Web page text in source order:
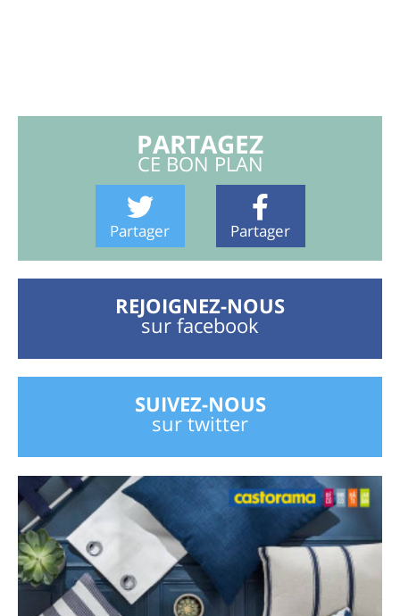
PARTAGEZ
CE BON PLAN
Partager Partager
REJOIGNEZ-NOUS
sur facebook
SUIVEZ-NOUS
sur twitter